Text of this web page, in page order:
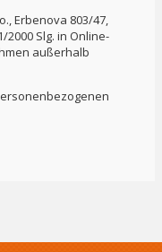
Erbenova 803/47,
2000 Slg. in Online-
außerhalb